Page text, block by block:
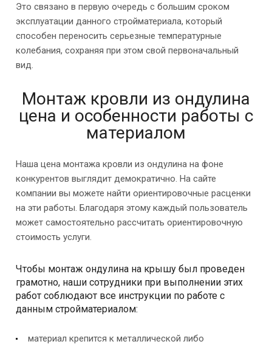
Это связано в первую очередь с большим сроком
эксплуатации данного стройматериала, который
способен переносить серьезные температурные
колебания, сохраняя при этом свой первоначальный
вид.
Монтаж кровли из ондулина
цена и особенности работы с
материалом
Наша цена монтажа кровли из ондулина на фоне
конкурентов выглядит демократично. На сайте
компании вы можете найти ориентировочные расценки
на эти работы. Благодаря этому каждый пользователь
может самостоятельно рассчитать ориентировочную
стоимость услуги.
Чтобы монтаж ондулина на крышу был проведен
грамотно, наши сотрудники при выполнении этих
работ соблюдают все инструкции по работе с
данным стройматериалом:
материал крепится к металлической либо